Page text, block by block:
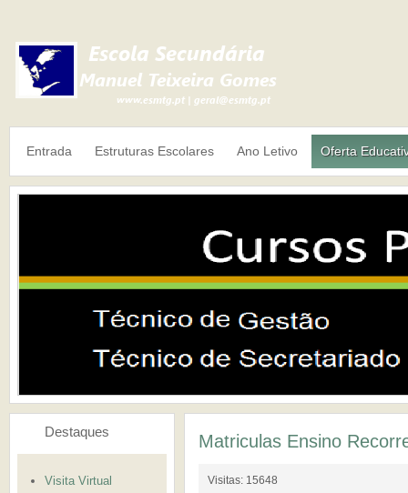
Entrada Estruturas Escolares Ano Letivo Oferta
Matriculas Ensino
Visitas: 15648
Destaques
Visita Virtual